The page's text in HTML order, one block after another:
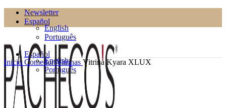
Newsletter
Español
English
Português
Español
English
Português
InicioComedorVitrinas Vitrina Kyara XLUX